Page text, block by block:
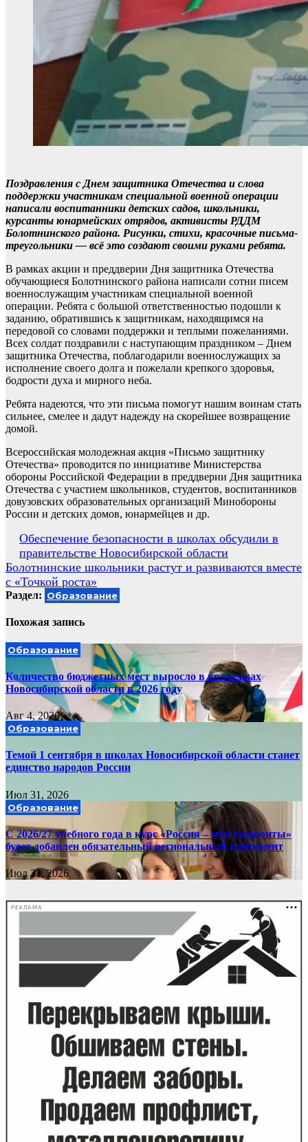
Поздравления с Днем защитника Отечества и слова
поддержки участникам специальной военной операции
написали воспитанники детских садов, школьники,
курсанты юнармейских отрядов, активисты РДДМ
Болотнинского района. Рисунки, стихи, красочные письма-
треугольники — всё это создают своими руками ребята.
В рамках акции и преддверии Дня защитника Отечества
обучающиеся Болотнинского района написали сотни писем
военнослужащим участникам специальной военной
операции. Ребята с большой ответственностью подошли к
заданию, обратившись к защитникам, находящимся на
передовой со словами поддержки и теплыми пожеланиями.
Всех солдат поздравили с наступающим праздником – Днем
защитника Отечества, поблагодарили военнослужащих за
исполнение своего долга и пожелали крепкого здоровья,
бодрости духа и мирного неба.
Ребята надеются, что эти письма помогут нашим воинам стать
сильнее, смелее и дадут надежду на скорейшее возвращение
домой.
Всероссийская молодежная акция «Письмо защитнику
Отечества» проводится по инициативе Министерства
обороны Российской Федерации в преддверии Дня защитника
Отечества с участием школьников, студентов, воспитанников
довузовских образовательных организаций Минобороны
России и детских домов, юнармейцев и др.
Навигация
по
записям
Обеспечение безопасности в школах обсудили в
правительстве Новосибирской области
Болотнинские школьники растут и развиваются вместе
с «Точкой роста»
Раздел: Образование
Похожая запись
Образование
Количество бюджетных мест выросло в колледжах
Новосибирской области в 2026 году
Авг 4, 2026
Образование
Темой 1 сентября в школах Новосибирской области станет
единство народов России
Июл 31, 2026
Образование
С 2026/27 учебного года в курс «Россия – мои горизонты»
будет добавлен обязательный региональный компонент
Июл 31, 2026
РЕКЛАМА